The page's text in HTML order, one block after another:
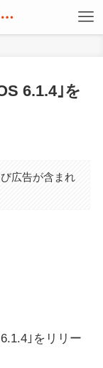
6.1.4｣を
広告が含まれ
｣をリリー